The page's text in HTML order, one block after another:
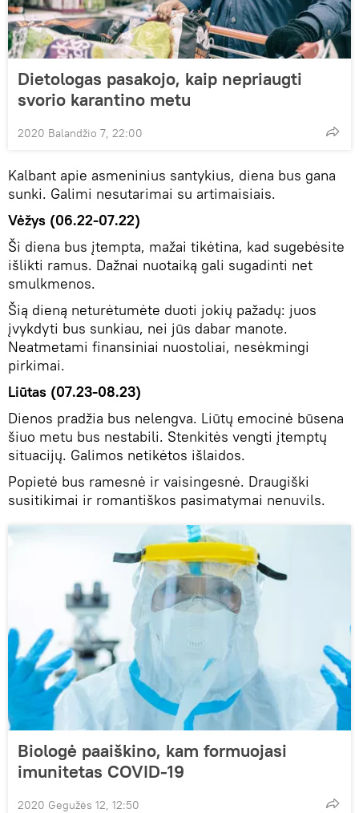
Dietologas pasakojo, kaip nepriaugti
svorio karantino metu
2020 Balandžio 7, 22:00
Kalbant apie asmeninius santykius, diena bus gana
sunki. Galimi nesutarimai su artimaisiais.
Vėžys (06.22-07.22)
Ši diena bus įtempta, mažai tikėtina, kad sugebėsite
išlikti ramus. Dažnai nuotaiką gali sugadinti net
smulkmenos.
Šią dieną neturėtumėte duoti jokių pažadų: juos
įvykdyti bus sunkiau, nei jūs dabar manote.
Neatmetami finansiniai nuostoliai, nesėkmingi
pirkimai.
Liūtas (07.23-08.23)
Dienos pradžia bus nelengva. Liūtų emocinė būsena
šiuo metu bus nestabili. Stenkitės vengti įtemptų
situacijų. Galimos netikėtos išlaidos.
Popietė bus ramesnė ir vaisingesnė. Draugiški
susitikimai ir romantiškos pasimatymai nenuvils.
Biologė paaiškino, kam formuojasi
imunitetas COVID-19
2020 Gegužės 12, 12:50